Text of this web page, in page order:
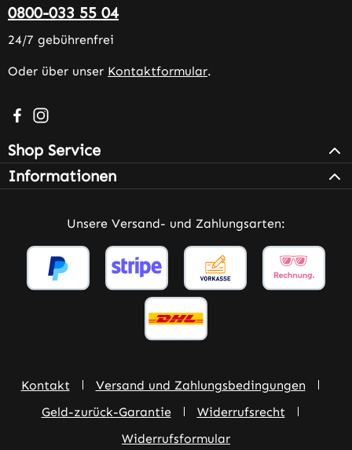
0800-033 55 04
24/7 gebührenfrei
Oder über unser Kontaktformular.
Besuche uns auf Facebook – öffnet in neuem Tab
Schau auf Instagram vorbei – öffnet in neuem Tab
Shop Service
Informationen
Unsere Versand- und Zahlungsarten:
Kontakt
Versand und Zahlungsbedingungen
Geld-zurück-Garantie
Widerrufsrecht
Widerrufsformular